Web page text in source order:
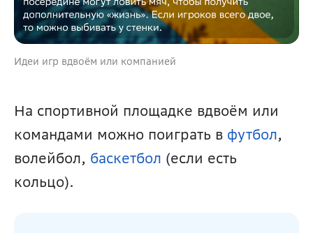
Идеи игр вдвоём или компанией
На спортивной площадке вдвоём или
командами можно поиграть в футбол,
волейбол, баскетбол (если есть
кольцо).